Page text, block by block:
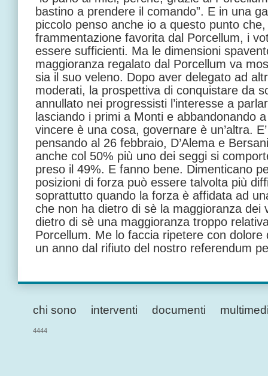
bastino a prendere il comando”. E in una
piccolo penso anche io a questo punto
frammentazione favorita dal Porcellum, i
essere sufficienti. Ma le dimensioni
maggioranza regalato dal Porcellum va
sia il suo veleno. Dopo aver delegato ad
moderati, la prospettiva di conquistare da
annullato nei progressisti l’interesse a
lasciando i primi a Monti e abbandonando
vincere è una cosa, governare è un’altra.
pensando al 26 febbraio, D’Alema e
anche col 50% più uno dei seggi si
preso il 49%. E fanno bene. Dimenticano
posizioni di forza può essere talvolta più
soprattutto quando la forza è affidata ad
che non ha dietro di sè la maggioranza dei
dietro di sè una maggioranza troppo
Porcellum. Me lo faccia ripetere con dolore
un anno dal rifiuto del nostro referendum
chi sono interventi documenti
4444